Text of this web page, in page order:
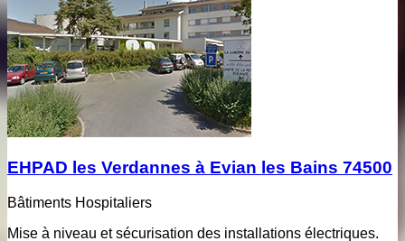
EHPAD les Verdannes à Evian les Bains 74500
Bâtiments Hospitaliers
Mise à niveau et sécurisation des installations électriques.